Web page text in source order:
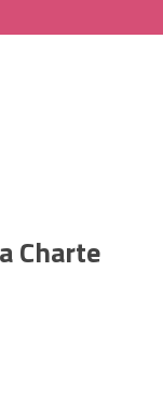
et paysagères,
l’élaboration
Charte